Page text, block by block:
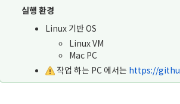
실행 환경
Linux 기반 OS
Linux VM
Mac PC
작업 하는 PC 에서는 https://